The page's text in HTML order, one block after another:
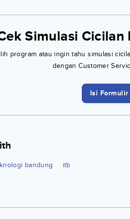
Simulasi Cicilan
program atau ingin tahu simulasi
dengan Customer
Isi Formulir
bandung itb